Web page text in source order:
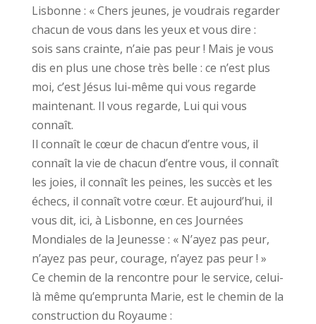
Lisbonne : « Chers jeunes, je voudrais regarder
chacun de vous dans les yeux et vous dire :
sois sans crainte, n’aie pas peur ! Mais je vous
dis en plus une chose très belle : ce n’est plus
moi, c’est Jésus lui-même qui vous regarde
maintenant. Il vous regarde, Lui qui vous
connaît.
Il connaît le cœur de chacun d’entre vous, il
connaît la vie de chacun d’entre vous, il connaît
les joies, il connaît les peines, les succès et les
échecs, il connaît votre cœur. Et aujourd’hui, il
vous dit, ici, à Lisbonne, en ces Journées
Mondiales de la Jeunesse : « N’ayez pas peur,
n’ayez pas peur, courage, n’ayez pas peur ! »
Ce chemin de la rencontre pour le service, celui-
là même qu’emprunta Marie, est le chemin de la
construction du Royaume :